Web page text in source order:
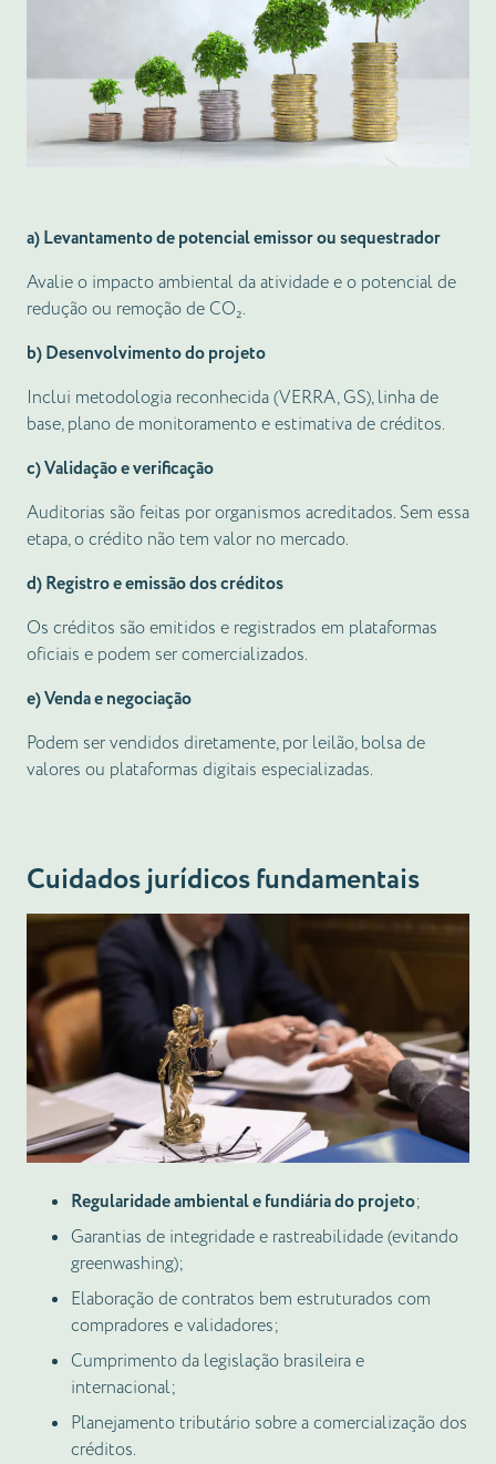
a) Levantamento de potencial emissor ou sequestrador
Avalie o impacto ambiental da atividade e o potencial de
redução ou remoção de CO₂.
b) Desenvolvimento do projeto
Inclui metodologia reconhecida (VERRA, GS), linha de
base, plano de monitoramento e estimativa de créditos.
c) Validação e verificação
Auditorias são feitas por organismos acreditados. Sem essa
etapa, o crédito não tem valor no mercado.
d) Registro e emissão dos créditos
Os créditos são emitidos e registrados em plataformas
oficiais e podem ser comercializados.
e) Venda e negociação
Podem ser vendidos diretamente, por leilão, bolsa de
valores ou plataformas digitais especializadas.
Cuidados jurídicos fundamentais
Regularidade ambiental e fundiária do projeto;
Garantias de integridade e rastreabilidade (evitando
greenwashing);
Elaboração de contratos bem estruturados com
compradores e validadores;
Cumprimento da legislação brasileira e
internacional;
Planejamento tributário sobre a comercialização dos
créditos.